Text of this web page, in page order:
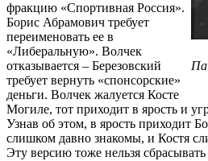
фракцию «Спортивная Россия».
Борис Абрамович требует
переименовать ее в
«Либеральную». Волчек
отказывается – Березовский
требует вернуть «спонсорские»
деньги. Волчек жалуется Косте
Могиле, тот приходит в ярость и
Узнав об этом, в ярость приходит
слишком давно знакомы, и Костя
Эту версию тоже нельзя сбрасывать